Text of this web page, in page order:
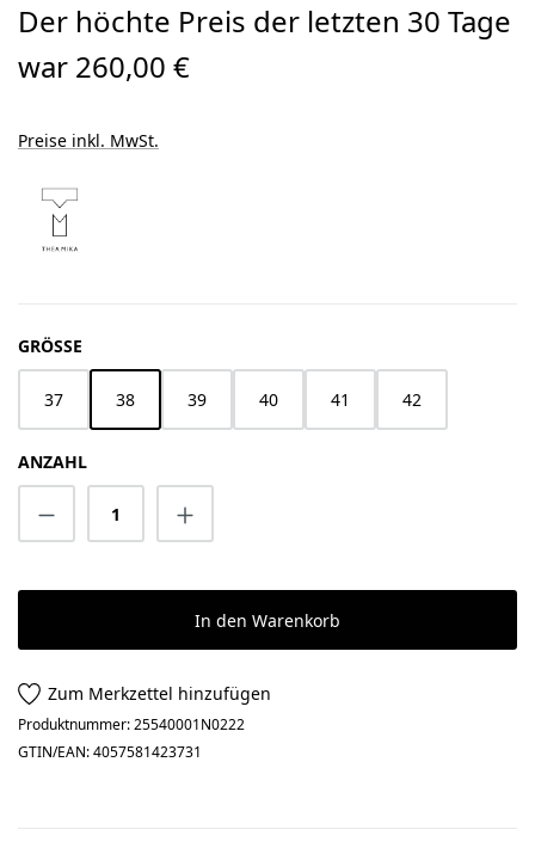
Der höchte Preis der letzten 30 Tage
war 260,00 €
Preise inkl. MwSt.
GRÖSSE
37 38 39 40 41 42
ANZAHL
Produkt Anzahl: Gib den gewünschten
In den Warenkorb
Zum Merkzettel hinzufügen
Produktnummer:25540001N0222
GTIN/EAN:4057581423731